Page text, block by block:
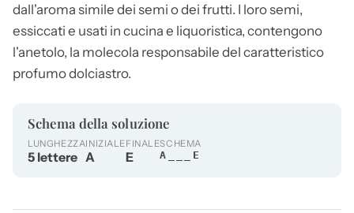
dall'aroma simile dei semi o dei frutti. I loro semi,
essiccati e usati in cucina e liquoristica, contengono
l'anetolo, la molecola responsabile del caratteristico
profumo dolciastro.
Schema della soluzione
LUNGHEZZA
5 lettere
INIZIALE
A
FINALE
E
SCHEMA
A___E